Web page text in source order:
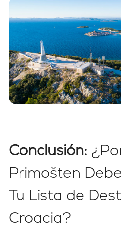
Conclusión:
Primošten
Tu Lista de
Croacia?